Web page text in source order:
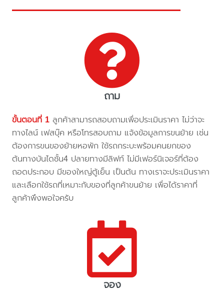
ถาม
ขั้นตอนที่ 1 ลูกค้าสามารถสอบถามเพื่อประเมินราคา ไม่ว่าจะ
ทางไลน์ เฟสบุ๊ค หรือโทรสอบถาม แจ้งข้อมูลการขนย้าย เช่น
ต้องการขนของย้ายหอพัก ใช้รถกระบะพร้อมคนยกของ
ต้นทางบันไดชั้น4 ปลายทางมีลิฟท์ ไม่มีเฟอร์นิเจอร์ที่ต้อง
ถอดประกอบ มีของใหญ่ตู้เย็น เป็นต้น ทางเราจะประเมินราคา
และเลือกใช้รถที่เหมาะกับของที่ลูกค้าขนย้าย เพื่อได้ราคาที่
ลูกค้าพึงพอใจครับ
จอง